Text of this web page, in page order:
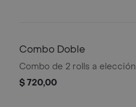
Combo Doble
Combo de 2 rolls a elección
$ 720,00